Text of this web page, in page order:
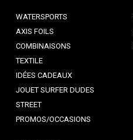
WATERSPORTS
AXIS FOILS
COMBINAISONS
TEXTILE
IDÉES CADEAUX
JOUET SURFER DUDES
STREET
PROMOS/OCCASIONS